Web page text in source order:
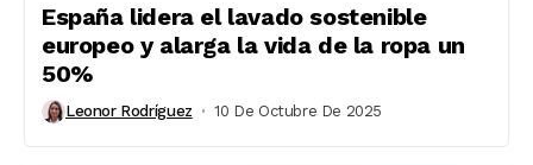
España lidera el lavado sostenible
europeo y alarga la vida de la ropa un
50%
Leonor Rodríguez 10 De Octubre De 2025